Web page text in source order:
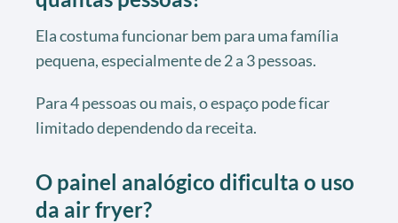
Ela costuma funcionar bem para uma família
pequena, especialmente de 2 a 3 pessoas.
Para 4 pessoas ou mais, o espaço pode ficar
limitado dependendo da receita.
O painel analógico dificulta o uso
da air fryer?